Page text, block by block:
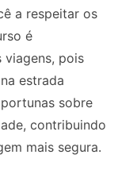
a respeitar os
é
viagens, pois
estrada
sobre
contribuindo
mais segura.